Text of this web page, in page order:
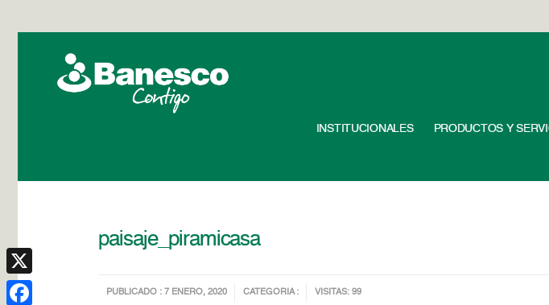
INSTITUCIONALES PRODUCTOS Y
paisaje_piramicasa
PUBLICADO : 7 ENERO, 2020 CATEGORIA : VISITAS: 99
X